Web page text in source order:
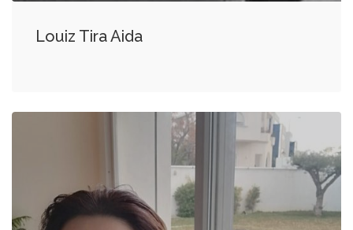
Louiz Tira Aida